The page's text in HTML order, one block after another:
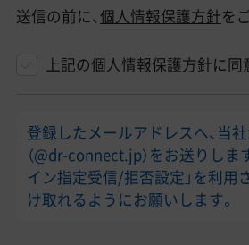
送信の前に、個人情報保護方針を
上記の個人情報保護方針に同
登録したメールアドレスへ、当
（@dr-connect.jp）をお送りしま
イン指定受信/拒否設定」を利用
け取れるようにお願いします。